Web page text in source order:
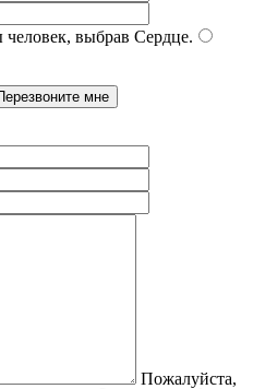
выбрав Сердце.
Пожалуйста,